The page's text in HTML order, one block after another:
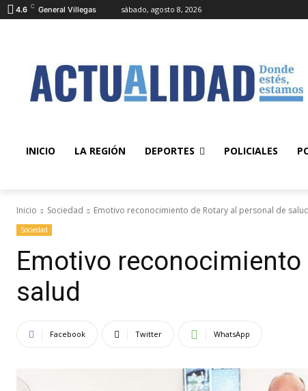
4.6 C General Villegas sábado, agosto 8, 2026
INICIO LA REGIÓN DEPORTES POLICIALES
Inicio Sociedad Emotivo reconocimiento de Rotary al personal de salud
Sociedad
Emotivo reconocimiento
salud
Facebook Twitter WhatsApp